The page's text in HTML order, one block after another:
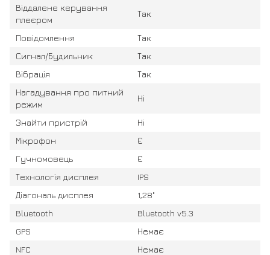
Віддалене керування
плеєром
Так
Повідомлення
Так
Сигнал/Будильник
Так
Вібрація
Так
Нагадування про питний
режим
Ні
Знайти пристрій
Ні
Мікрофон
Є
Гучномовець
Є
Технологія дисплея
IPS
Діагональ дисплея
1,28"
Bluetooth
Bluetooth v5.3
GPS
Немає
NFC
Немає